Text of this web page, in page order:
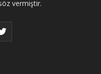
vermiştir.